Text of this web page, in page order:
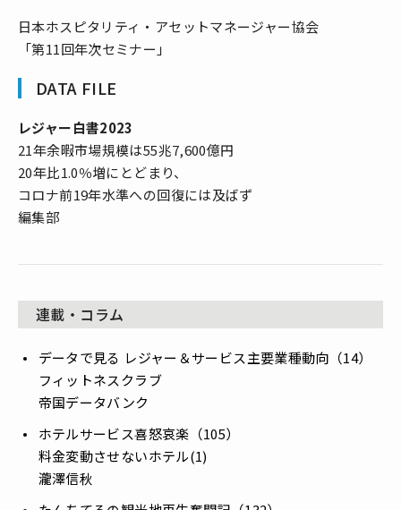
日本ホスピタリティ・アセットマネージャー協会
「第11回年次セミナー」
DATA FILE
レジャー白書2023
21年余暇市場規模は55兆7,600億円
20年比1.0％増にとどまり、
コロナ前19年水準への回復には及ばず
編集部
連載・コラム
データで見る レジャー＆サービス主要業種動向（14）
フィットネスクラブ
帝国データバンク
ホテルサービス喜怒哀楽（105）
料金変動させないホテル(1)
瀧澤信秋